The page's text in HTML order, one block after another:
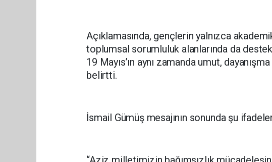
Açıklamasında, gençlerin yalnızca
toplumsal sorumluluk alanlarında da
19 Mayıs’ın aynı zamanda umut,
belirtti.
İsmail Gümüş mesajının sonunda şu